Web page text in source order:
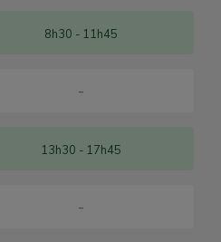
8h30 - 11h45
-
13h30 - 17h45
-